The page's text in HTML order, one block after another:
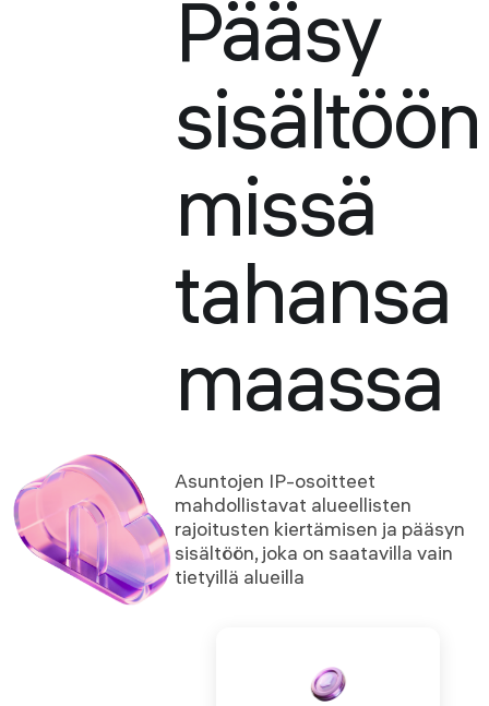
Pääsy
sisältöön
missä
tahansa
maassa
Asuntojen IP-osoitteet
mahdollistavat alueellisten
rajoitusten kiertämisen ja pääsyn
sisältöön, joka on saatavilla vain
tietyillä alueilla